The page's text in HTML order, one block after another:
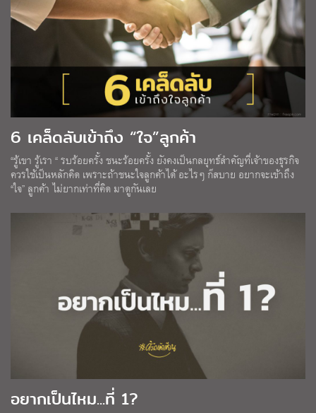
6 เคล็ดลับเข้าถึง “ใจ”ลูกค้า
“รู้เขา รู้เรา “ รบร้อยครั้ง ชนะร้อยครั้ง ยังคงเป็นกลยุทธ์สำคัญที่เจ้าของธุรกิจ
ควรใช้เป็นหลักคิด เพราะถ้าชนะใจลูกค้าได้ อะไรๆ ก็สบาย อยากจะเข้าถึง
“ใจ” ลูกค้า ไม่ยากเท่าที่คิด มาดูกันเลย
อยากเป็นไหม...ที่ 1?